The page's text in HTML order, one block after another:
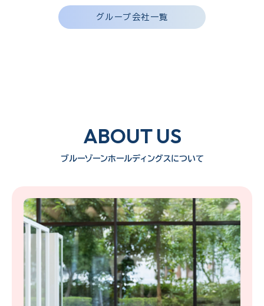
グループ会社一覧
ABOUT US
ブルーゾーンホールディングスについて